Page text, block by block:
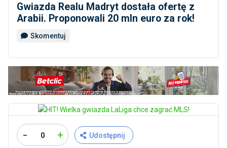
Gwiazda Realu Madryt dostała ofertę z
Arabii. Proponowali 20 mln euro za rok!
Skomentuj
- 0 + Udostępnij